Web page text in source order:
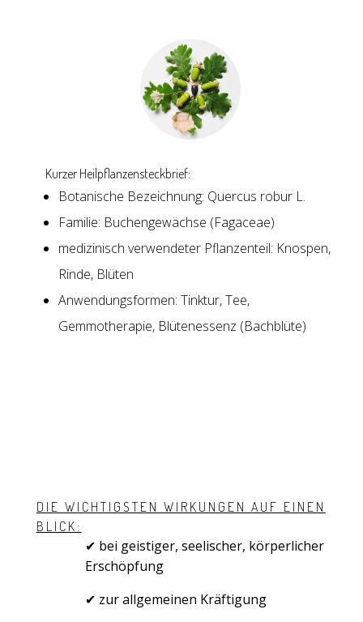
Kurzer Heilpflanzensteckbrief:
Botanische Bezeichnung: Quercus robur L.
Familie: Buchengewächse (Fagaceae)
medizinisch verwendeter Pflanzenteil: Knospen,
Rinde, Blüten
Anwendungsformen: Tinktur, Tee,
Gemmotherapie, Blütenessenz (Bachblüte)
DIE WICHTIGSTEN WIRKUNGEN AUF EINEN
BLICK:
✔ bei geistiger, seelischer, körperlicher
Erschöpfung
✔ zur allgemeinen Kräftigung